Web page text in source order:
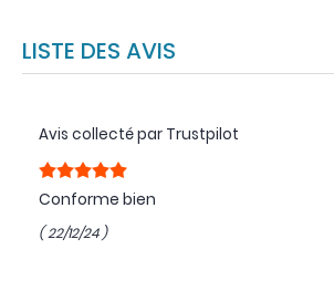
LISTE DES AVIS
Avis collecté par Trustpilot
Conforme bien
( 22/12/24 )